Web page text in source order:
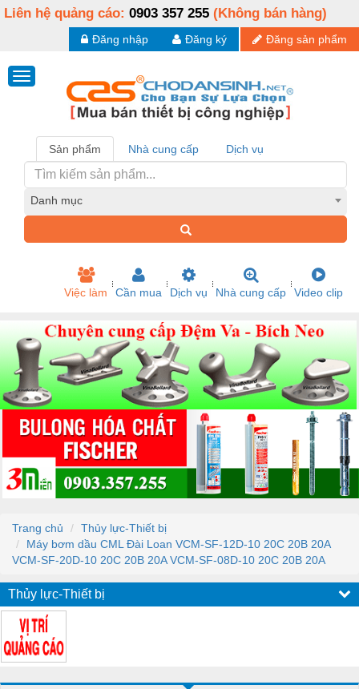
Liên hệ quảng cáo: 0903 357 255 (Không bán hàng)
Đăng sản phẩm
Đăng ký
Đăng nhập
Sản phẩm Nhà cung cấp Dịch vụ
Danh mục
Việc làm Cần mua Dịch vụ Nhà cung cấp Video clip
Trang chủ
Thủy lực-Thiết bị
Máy bơm dầu CML Đài Loan VCM-SF-12D-10 20C 20B 20A
VCM-SF-20D-10 20C 20B 20A VCM-SF-08D-10 20C 20B 20A
Thủy lực-Thiết bị